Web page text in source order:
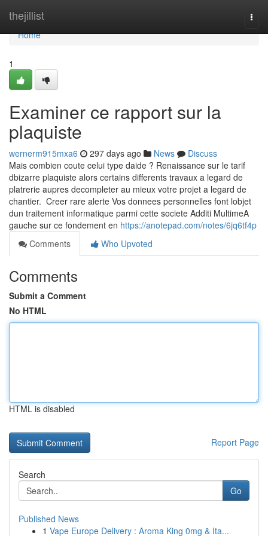
thejillist
Home
Home
1
Examiner ce rapport sur la
plaquiste
wernerm915mxa6 297 days ago News
Discuss
Mais combien coute celui type daide ? Renaissance sur le tarif
dbizarre plaquiste alors certains differents travaux a legard de
platrerie aupres decompleter au mieux votre projet a legard de
chantier. Creer rare alerte Vos donnees personnelles font lobjet
dun traitement informatique parmi cette societe Additi MultimeA
gauche sur ce fondement en https://anotepad.com/notes/6jq6tf4p
Comments
Who Upvoted
Comments
Submit a Comment
No HTML
HTML is disabled
Report Page
Search
Go
Published News
1 Vape Europe Delivery : Aroma King 0mg & Ita...